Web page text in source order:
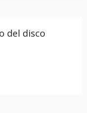
del disco